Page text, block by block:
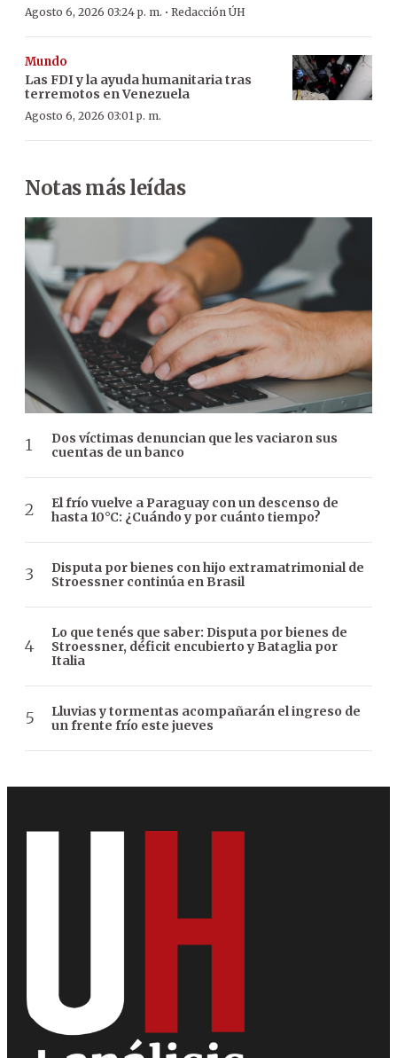
Agosto 6, 2026 03:24 p. m. · Redacción ÚH
Mundo
Las FDI y la ayuda humanitaria tras
terremotos en Venezuela
Agosto 6, 2026 03:01 p. m.
Notas más leídas
Dos víctimas denuncian que les vaciaron sus
cuentas de un banco
El frío vuelve a Paraguay con un descenso de
hasta 10°C: ¿Cuándo y por cuánto tiempo?
Disputa por bienes con hijo extramatrimonial de
Stroessner continúa en Brasil
Lo que tenés que saber: Disputa por bienes de
Stroessner, déficit encubierto y Bataglia por
Italia
Lluvias y tormentas acompañarán el ingreso de
un frente frío este jueves